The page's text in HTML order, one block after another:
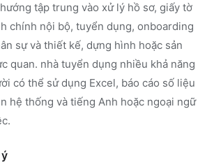
tập trung vào xử lý hồ sơ, giấy tờ
chính nội bộ, tuyển dụng, onboarding
sự và thiết kế, dựng hình hoặc sản
quan. nhà tuyển dụng nhiều khả năng
có thể sử dụng Excel, báo cáo số liệu
hệ thống và tiếng Anh hoặc ngoại ngữ